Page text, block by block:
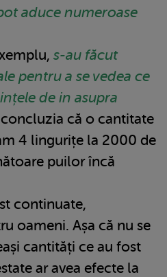
aduce numeroase
s-au făcut
pentru a se vedea ce
de in asupra
concluzia că o cantitate
4 lingurițe la 2000 de
puilor încă
continuate,
oameni. Așa că nu se
cantități ce au fost
ar avea efecte la